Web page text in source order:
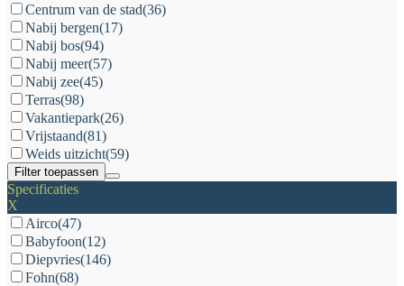
Centrum van de stad(36)
Nabij bergen(17)
Nabij bos(94)
Nabij meer(57)
Nabij zee(45)
Terras(98)
Vakantiepark(26)
Vrijstaand(81)
Weids uitzicht(59)
Filter toepassen
Specificaties
X
Airco(47)
Babyfoon(12)
Diepvries(146)
Fohn(68)